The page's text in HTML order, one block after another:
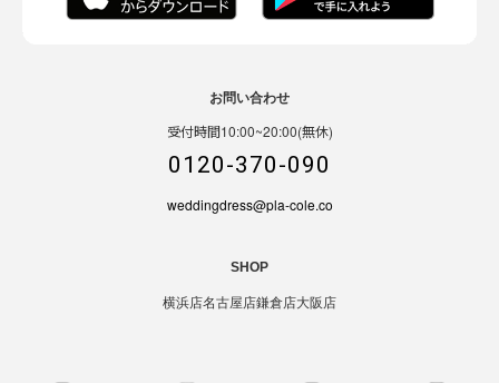
お問い合わせ
受付時間10:00~20:00(無休)
0120-370-090
weddingdress@pla-cole.co
SHOP
横浜店名古屋店鎌倉店大阪店